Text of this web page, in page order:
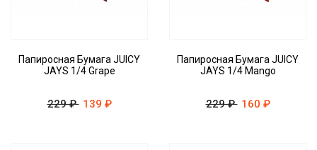
Папиросная Бумага JUICY
JAYS 1/4 Grape
229 ₽ 139 ₽
Папиросная Бумага JUICY
JAYS 1/4 Mango
229 ₽ 160 ₽